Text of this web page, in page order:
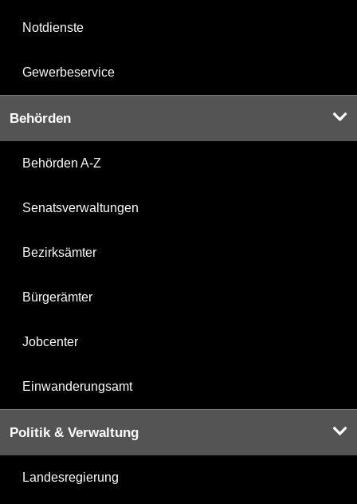
Notdienste
Gewerbeservice
Behörden
Behörden A-Z
Senatsverwaltungen
Bezirksämter
Bürgerämter
Jobcenter
Einwanderungsamt
Politik & Verwaltung
Landesregierung